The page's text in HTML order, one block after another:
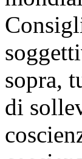
sopra,
di